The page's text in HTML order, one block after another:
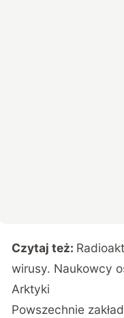
Czytaj też:
wirusy. Naukowcy
Arktyki
Powszechnie